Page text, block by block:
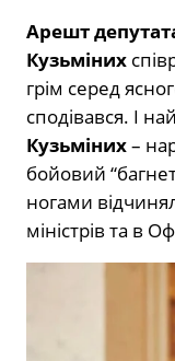
Арешт
Кузьміних
грім серед
сподівався. І
Кузьміних–
бойовий
ногами
міністрів та в